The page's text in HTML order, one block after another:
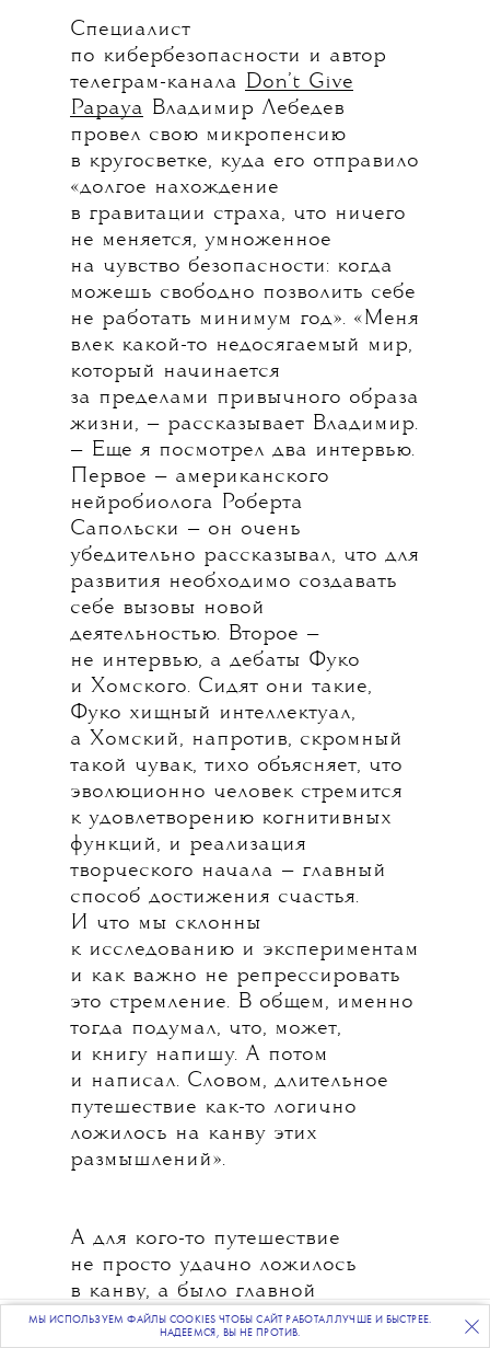
ПОДПИСЫВАЙТЕСЬНА НАШУ ВЕЧЕРНЮЮ РАССЫЛКУ
Специалист
по кибербезопасности и автор
телеграм-канала Don’t Give
Papaya Владимир Лебедев
провел свою микропенсию
в кругосветке, куда его отправило
«долгое нахождение
в гравитации страха, что ничего
не меняется, умноженное
на чувство безопасности: когда
можешь свободно позволить себе
не работать минимум год». «Меня
влек какой-то недосягаемый мир,
который начинается
за пределами привычного образа
жизни, — рассказывает Владимир.
— Еще я посмотрел два интервью.
Первое — американского
нейробиолога Роберта
Сапольски — он очень
убедительно рассказывал, что для
развития необходимо создавать
себе вызовы новой
деятельностью. Второе —
не интервью, а дебаты Фуко
и Хомского. Сидят они такие,
Фуко хищный интеллектуал,
а Хомский, напротив, скромный
такой чувак, тихо объясняет, что
эволюционно человек стремится
к удовлетворению когнитивных
функций, и реализация
творческого начала — главный
способ достижения счастья.
И что мы склонны
к исследованию и экспериментам
и как важно не репрессировать
это стремление. В общем, именно
тогда подумал, что, может,
и книгу напишу. А потом
и написал. Словом, длительное
путешествие как-то логично
ложилось на канву этих
размышлений».
А для кого-то путешествие
не просто удачно ложилось
в канву, а было главной
причиной взять длительный
отпуск. Так, Мила Плющ, еx-CMO
МЫ ИСПОЛЬЗУЕМ ФАЙЛЫ COOKIES ЧТОБЫ САЙТ РАБОТАЛ ЛУЧШЕ И БЫСТРЕЕ.
НАДЕЕМСЯ, ВЫ НЕ ПРОТИВ.